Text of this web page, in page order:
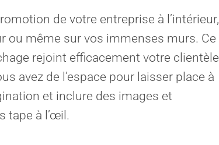
de votre entreprise à l’intérieur,
ou même sur vos immenses murs. Ce
rejoint efficacement votre clientèle
avez de l’espace pour laisser place à
et inclure des images et
tape à l’œil.